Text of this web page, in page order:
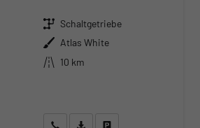
Getriebe Schaltgetriebe
Außenfarbe Atlas White
Kilometerstand
10 km
Wir rufen Sie anAngebot drucken (PDF)